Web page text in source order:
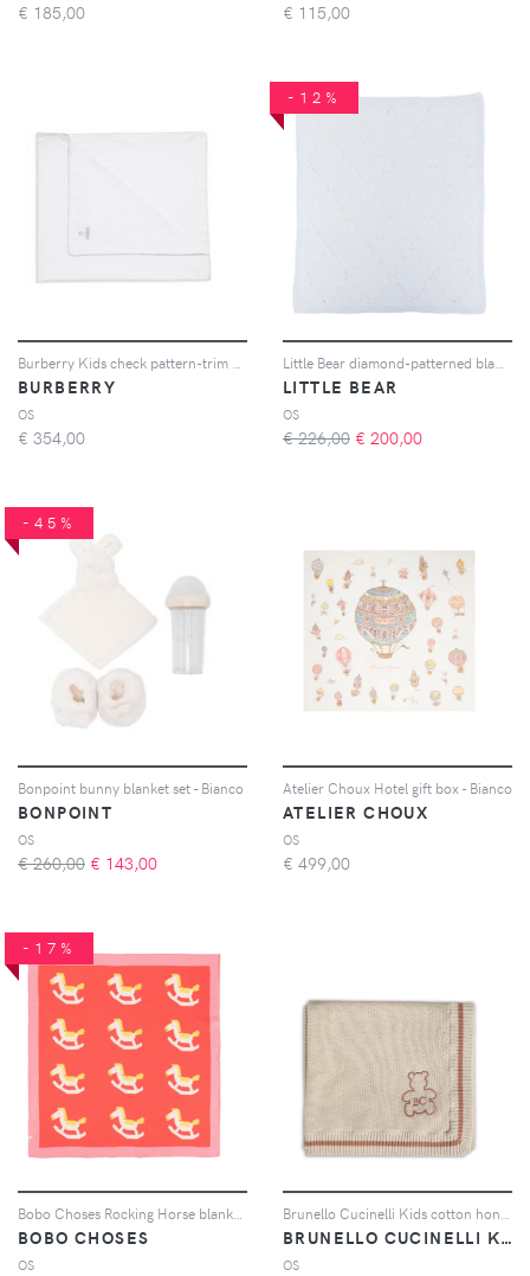
€ 185,00 € 115,00
BURBERRY
OS
€ 354,00
-12%
LITTLE BEAR
OS
€ 226,00 € 200,00
-45%
Bonpoint bunny blanket set - Bianco
BONPOINT
OS
€ 260,00 € 143,00
Atelier Choux Hotel gift box - Bianco
ATELIER CHOUX
OS
€ 499,00
-17%
BOBO CHOSES
OS
BRUNELLO CUCINELLI KIDS
OS